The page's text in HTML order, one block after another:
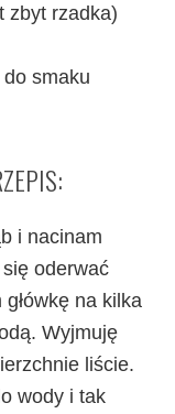
zbyt rzadka)
smaku
i nacinam
oderwać
na kilka
Wyjmuję
liście.
wody i tak